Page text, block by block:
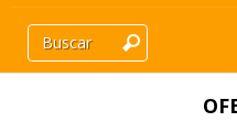
Buscar